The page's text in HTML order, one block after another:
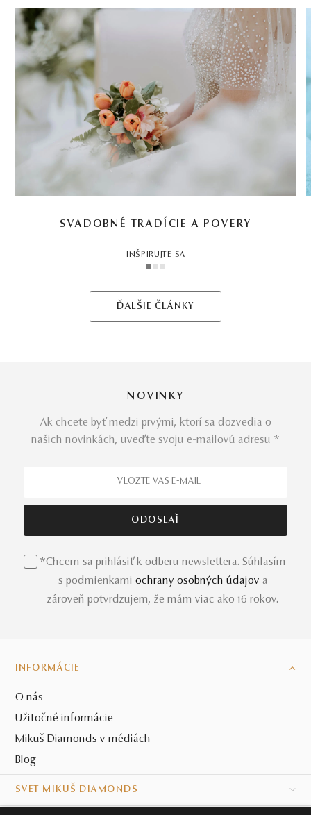
SVADOBNÉ TRADÍCIE A POVERY
INŠPIRUJTE SA
1 2 3
ĎALŠIE ČLÁNKY
NOVINKY
Ak chcete byť medzi prvými, ktorí sa dozvedia o
našich novinkách, uveďte svoju e-mailovú adresu *
*Chcem sa prihlásiť k odberu newslettera. Súhlasím
s podmienkami ochrany osobných údajov a
zároveň potvrdzujem, že mám viac ako 16 rokov.
INFORMÁCIE
O nás
Užitočné informácie
Mikuš Diamonds v médiách
Blog
SVET MIKUŠ DIAMONDS